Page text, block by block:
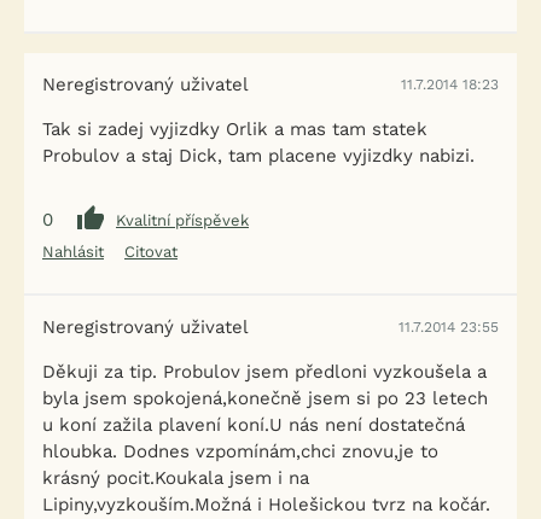
Neregistrovaný uživatel 11.7.2014 18:23
Tak si zadej vyjizdky Orlik a mas tam statek
Probulov a staj Dick, tam placene vyjizdky nabizi.
0
Kvalitní příspěvek
Nahlásit
Citovat
Neregistrovaný uživatel 11.7.2014 23:55
Děkuji za tip. Probulov jsem předloni vyzkoušela a
byla jsem spokojená,konečně jsem si po 23 letech
u koní zažila plavení koní.U nás není dostatečná
hloubka. Dodnes vzpomínám,chci znovu,je to
krásný pocit.Koukala jsem i na
Lipiny,vyzkouším.Možná i Holešickou tvrz na kočár.